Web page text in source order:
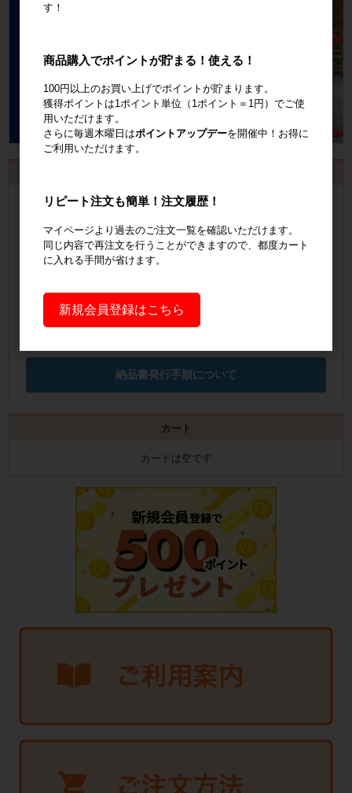
会員登録するといつでも発行可能！
会員登録はこちら
見積書発行手順について
納品書発行手順について
カート
カートは空です
す！
商品購入でポイントが貯まる！使える！
100円以上のお買い上げでポイントが貯まります。
獲得ポイントは1ポイント単位（1ポイント＝1円）でご使
用いただけます。
さらに毎週木曜日はポイントアップデーを開催中！お得に
ご利用いただけます。
リピート注文も簡単！注文履歴！
マイページより過去のご注文一覧を確認いただけます。
同じ内容で再注文を行うことができますので、都度カート
に入れる手間が省けます。
新規会員登録はこちら